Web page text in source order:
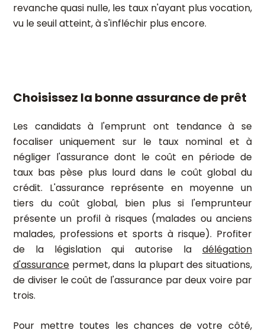
revanche quasi nulle, les taux n'ayant plus vocation,
vu le seuil atteint, à s'infléchir plus encore.
Choisissez la bonne assurance de prêt
Les candidats à l'emprunt ont tendance à se
focaliser uniquement sur le taux nominal et à
négliger l'assurance dont le coût en période de
taux bas pèse plus lourd dans le coût global du
crédit. L'assurance représente en moyenne un
tiers du coût global, bien plus si l'emprunteur
présente un profil à risques (malades ou anciens
malades, professions et sports à risque). Profiter
de la législation qui autorise la délégation
d'assurance permet, dans la plupart des situations,
de diviser le coût de l'assurance par deux voire par
trois.
Pour mettre toutes les chances de votre côté,